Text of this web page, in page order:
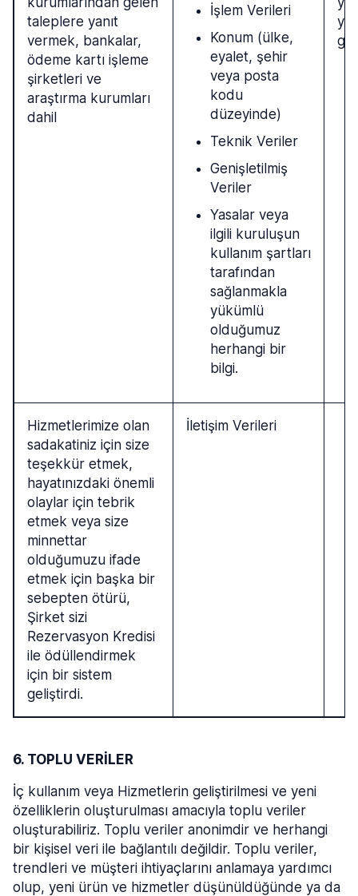
taleplere yanıt
vermek, bankalar,
ödeme kartı işleme
şirketleri ve
araştırma kurumları
dahil
İşlem Verileri
Konum (ülke,
eyalet, şehir
veya posta
kodu
düzeyinde)
Teknik Veriler
Genişletilmiş
Veriler
Yasalar veya
ilgili kuruluşun
kullanım şartları
tarafından
sağlanmakla
yükümlü
olduğumuz
herhangi bir
bilgi.
Hizmetlerimize olan
sadakatiniz için size
teşekkür etmek,
hayatınızdaki önemli
olaylar için tebrik
etmek veya size
minnettar
olduğumuzu ifade
etmek için başka bir
sebepten ötürü,
Şirket sizi
Rezervasyon Kredisi
ile ödüllendirmek
için bir sistem
geliştirdi.
İletişim Verileri
6. TOPLU VERİLER
İç kullanım veya Hizmetlerin geliştirilmesi ve yeni
özelliklerin oluşturulması amacıyla toplu veriler
oluşturabiliriz. Toplu veriler anonimdir ve herhangi
bir kişisel veri ile bağlantılı değildir. Toplu veriler,
trendleri ve müşteri ihtiyaçlarını anlamaya yardımcı
olup, yeni ürün ve hizmetler düşünüldüğünde ya da